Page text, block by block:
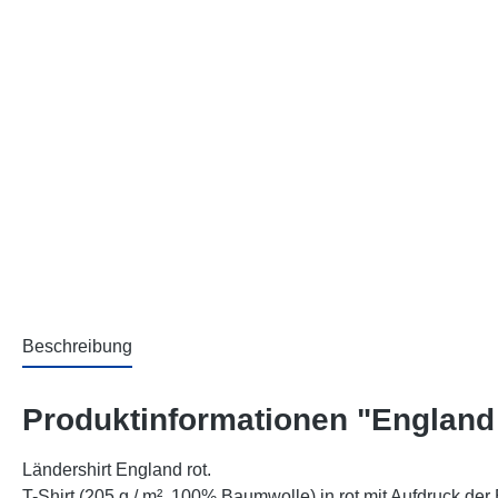
Beschreibung
Produktinformationen
Ländershirt England rot.